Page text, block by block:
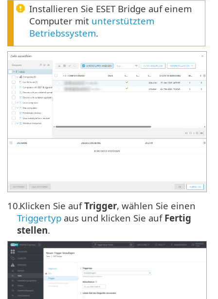
Installieren Sie ESET Bridge auf einem
Computer mit unterstütztem
Betriebssystem.
10.Klicken Sie aufTrigger, wählen Sie einen
Triggertyp aus und klicken Sie auf Fertig
stellen.